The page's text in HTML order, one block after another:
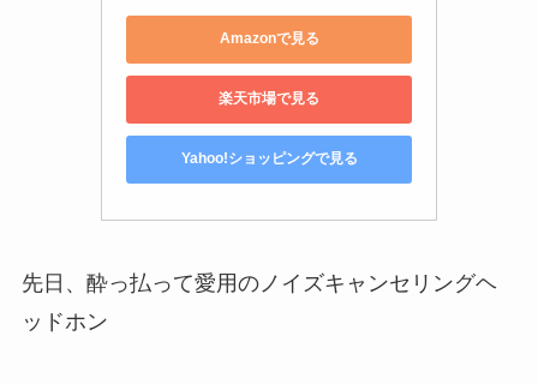
Amazonで見る
楽天市場で見る
Yahoo!ショッピングで見る
先日、酔っ払って愛用のノイズキャンセリングヘ
ッドホン